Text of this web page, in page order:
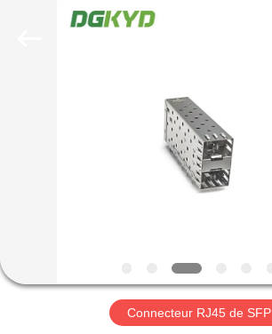
AU
Connecteur RJ45 de SFP